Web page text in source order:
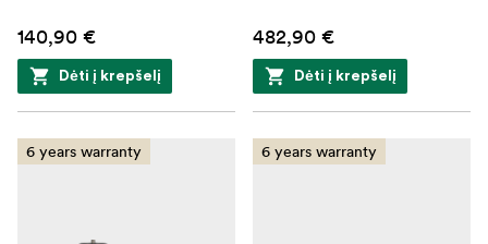
140,90 €
Dėti į krepšelį
482,90 €
Dėti į krepšelį
6 years warranty 6 years warranty